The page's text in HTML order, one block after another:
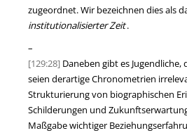
zugeordnet. Wir bezeichnen dies als
institutionalisierter Zeit.
–
[129:28] Daneben gibt es Jugendliche,
seien derartige Chronometrien
Strukturierung von biographischen
Schilderungen und
Maßgabe wichtiger